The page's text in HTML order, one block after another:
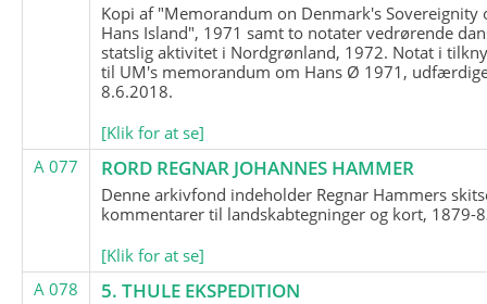
Kopi af "Memorandum on Denmark's Sovereignity
Hans Island", 1971 samt to notater vedrørende
statslig aktivitet i Nordgrønland, 1972. Notat i
til UM's memorandum om Hans Ø 1971,
8.6.2018.
[Klik for at se]
A 077
RORD REGNAR JOHANNES HAMMER
Denne arkivfond indeholder Regnar Hammers
kommentarer til landskabtegninger og kort, 1879-
[Klik for at se]
A 078
5. THULE EKSPEDITION